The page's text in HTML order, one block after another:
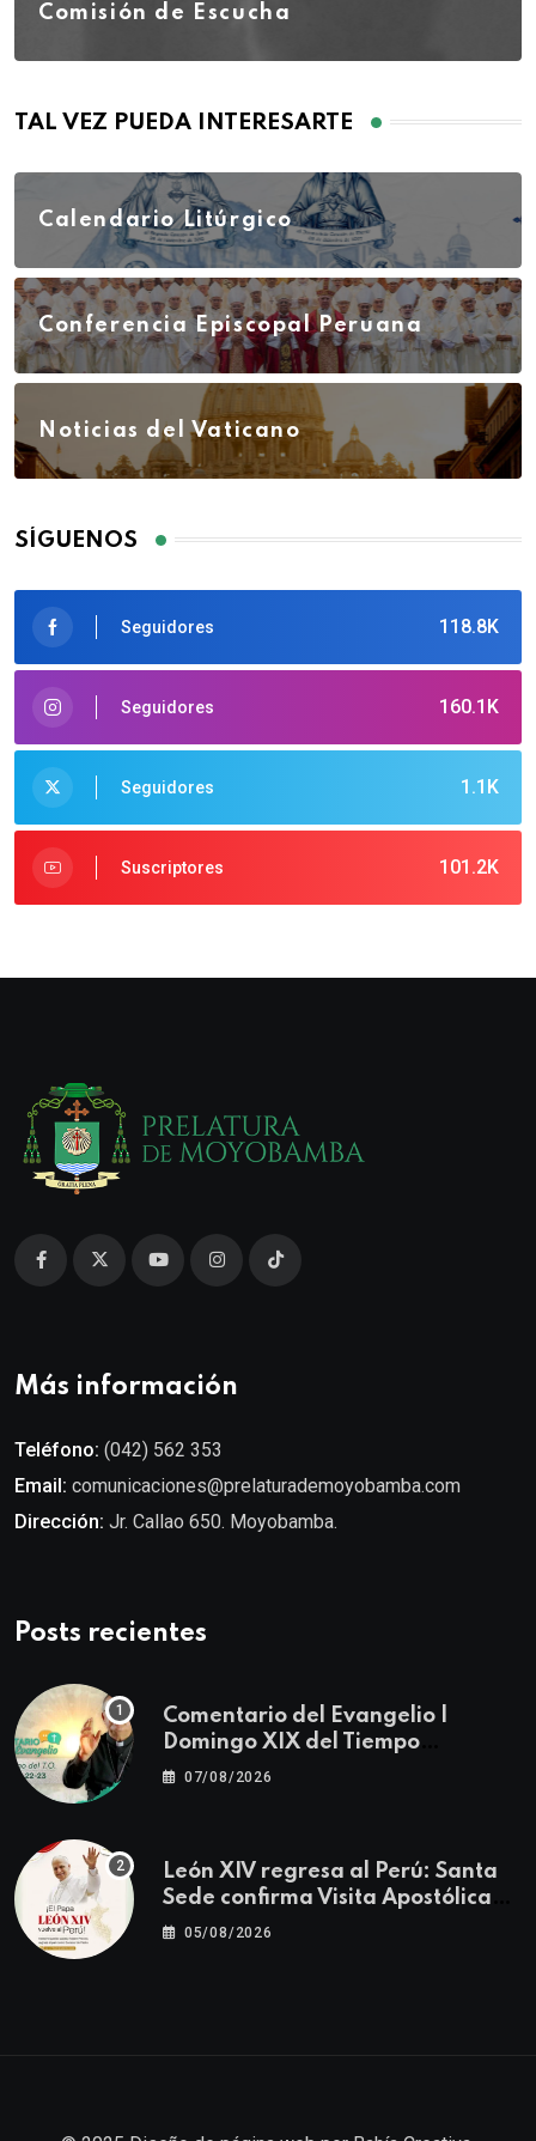
Comisión de Escucha
TAL VEZ PUEDA INTERESARTE
Calendario Litúrgico
Conferencia Episcopal Peruana
Noticias del Vaticano
SÍGUENOS
118.8K
Seguidores
160.1K
Seguidores
1.1K
Seguidores
101.2K
Suscriptores
Más información
Teléfono: (042) 562 353
Email: comunicaciones@prelaturademoyobamba.com
Dirección: Jr. Callao 650. Moyobamba.
Posts recientes
Comentario del Evangelio |
Domingo XIX del Tiempo
Ordinario | Mateo 14, 22-23
07/08/2026
León XIV regresa al Perú: Santa
Sede confirma Visita Apostólica
del 11 al 17 de noviembre
05/08/2026